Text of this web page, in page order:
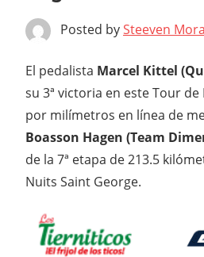
Posted bySteeven Mora
El pedalista Marcel Kittel
su 3ª victoria en este Tour
por milímetros en línea de
Boasson Hagen (Team
de la 7ª etapa de 213.5
Nuits Saint George.